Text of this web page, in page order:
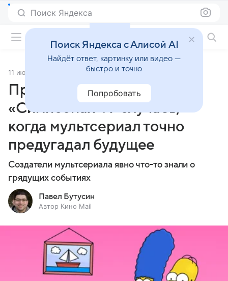
Поиск Яндекса
11 июля 2025 Источник:Кино Mail
Предсказания в
«Симпсонах»: 7 случаев,
когда мультсериал точно
предугадал будущее
Создатели мультсериала явно что-то знали о
грядущих событиях
Павел Бутусин
Автор Кино Mail
Поиск Яндекса с Алисой AI
Найдёт ответ, картинку или видео —
быстро и точно
Попробовать